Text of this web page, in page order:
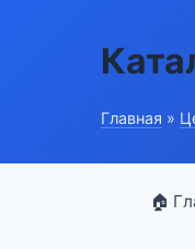
Главная »
🏠